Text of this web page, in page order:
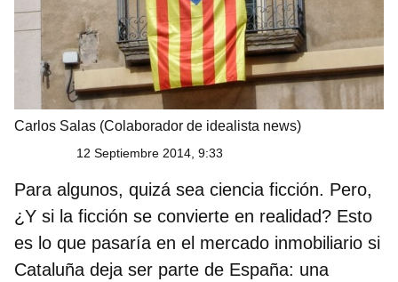
Carlos Salas (Colaborador de idealista news)
12 Septiembre 2014, 9:33
Para algunos, quizá sea ciencia ficción. Pero,
¿Y si la ficción se convierte en realidad? Esto
es lo que pasaría en el mercado inmobiliario si
Cataluña deja ser parte de España: una